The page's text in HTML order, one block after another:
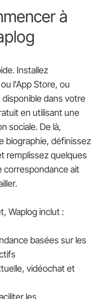
à
Installez
l'App Store, ou
dans votre
en utilisant une
sociale. De là,
biographie, définissez
remplissez quelques
correspondance ait
Waplog inclut :
basées sur les
vidéochat et
les